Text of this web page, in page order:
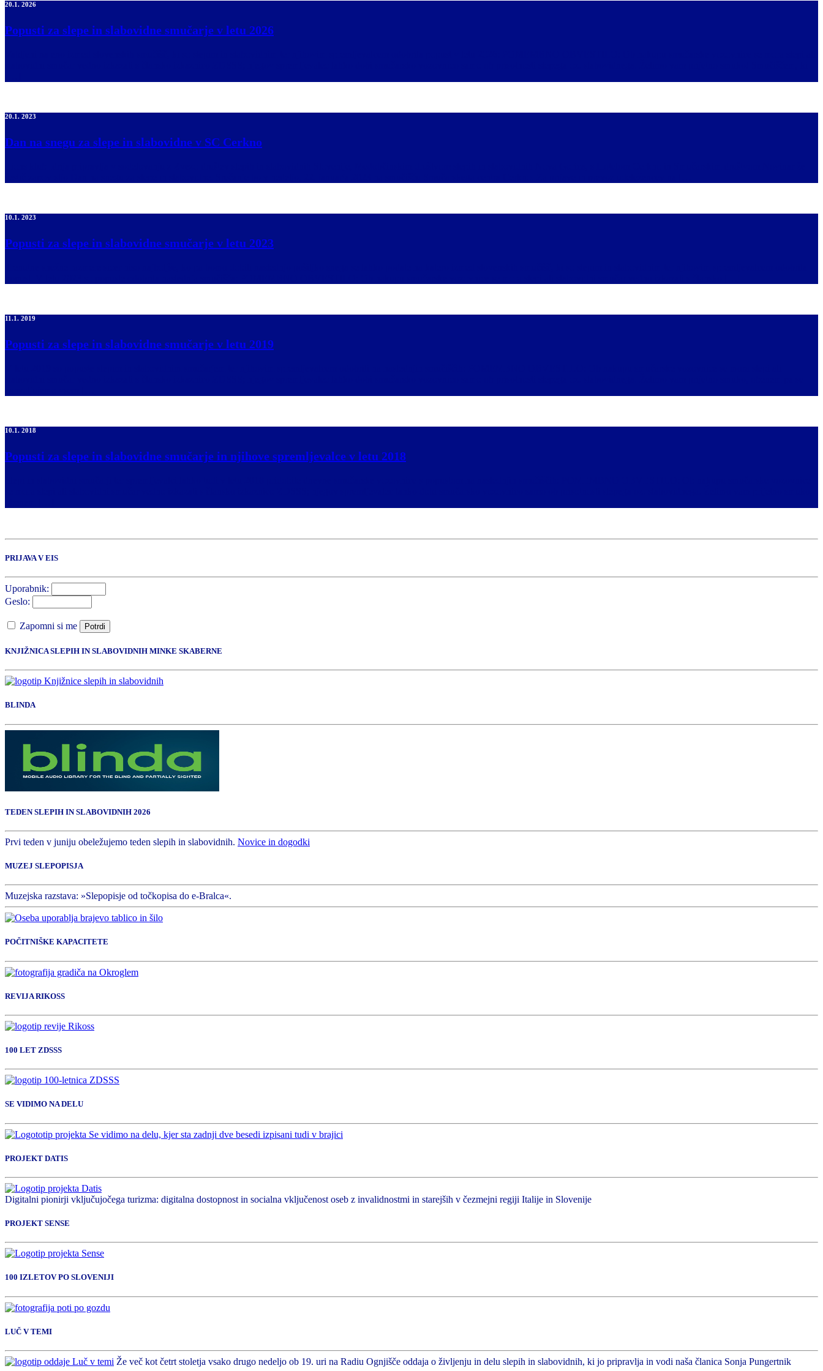
20.1. 2026
Popusti za slepe in slabovidne smučarje v letu 2026
20.1. 2023
Dan na snegu za slepe in slabovidne v SC Cerkno
10.1. 2023
Popusti za slepe in slabovidne smučarje v letu 2023
11.1. 2019
Popusti za slepe in slabovidne smučarje v letu 2019
10.1. 2018
Popusti za slepe in slabovidne smučarje in njihove spremljevalce v letu 2018
PRIJAVA V EIS
Uporabnik:
Geslo:
Zapomni si me Potrdi
KNJIŽNICA SLEPIH IN SLABOVIDNIH MINKE SKABERNE
BLINDA
TEDEN SLEPIH IN SLABOVIDNIH 2026
Prvi teden v juniju obeležujemo teden slepih in slabovidnih. Novice in dogodki
MUZEJ SLEPOPISJA
Muzejska razstava: »Slepopisje od točkopisa do e-Bralca«.
POČITNIŠKE KAPACITETE
REVIJA RIKOSS
100 LET ZDSSS
SE VIDIMO NA DELU
PROJEKT DATIS
Digitalni pionirji vključujočega turizma: digitalna dostopnost in socialna vključenost oseb z invalidnostmi in starejših v čezmejni regiji Italije in Slovenije
PROJEKT SENSE
100 IZLETOV PO SLOVENIJI
LUČ V TEMI
Že več kot četrt stoletja vsako drugo nedeljo ob 19. uri na Radiu Ognjišče oddaja o življenju in delu slepih in slabovidnih, ki jo pripravlja in vodi naša članica Sonja Pungertnik